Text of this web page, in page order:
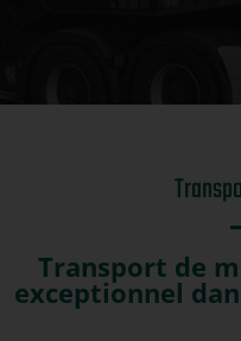
Transport de
exceptionnel